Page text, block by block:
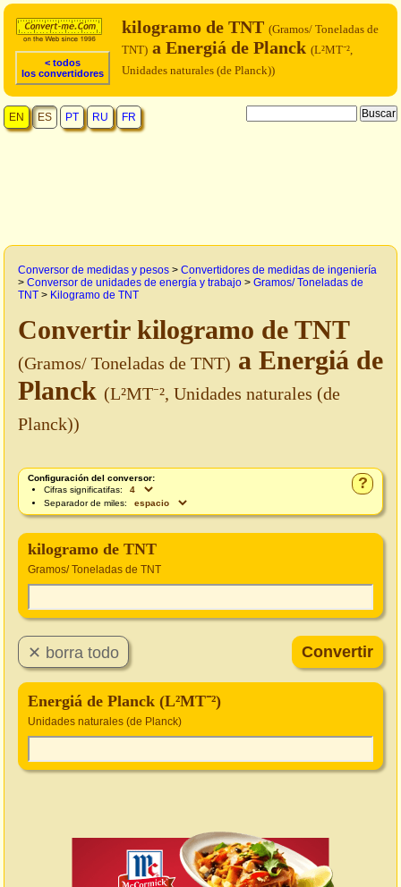
< todos
los convertidores
kilogramo de TNT (Gramos/ Toneladas de
TNT) a Energiá de Planck (L²MT⁻²,
Unidades naturales (de Planck))
EN ES PT RU FR
Conversor de medidas y pesos > Convertidores de medidas de ingeniería
> Conversor de unidades de energía y trabajo > Gramos/ Toneladas de
TNT > Kilogramo de TNT
Convertir kilogramo de TNT
(Gramos/ Toneladas de TNT) a Energiá de
Planck (L²MT⁻², Unidades naturales (de
Planck))
?
Configuración del conversor:
Cifras significatifas:
Separador de miles:
kilogramo de TNT
Gramos/ Toneladas de TNT
Energiá de Planck (L²MT⁻²)
Unidades naturales (de Planck)